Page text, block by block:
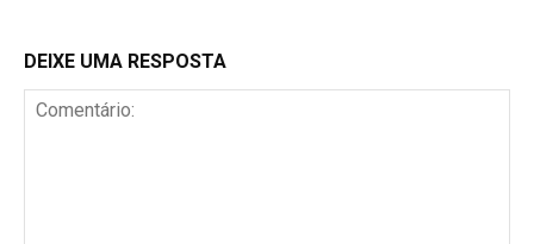
DEIXE UMA RESPOSTA